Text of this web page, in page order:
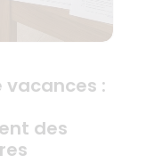
vacances :
des